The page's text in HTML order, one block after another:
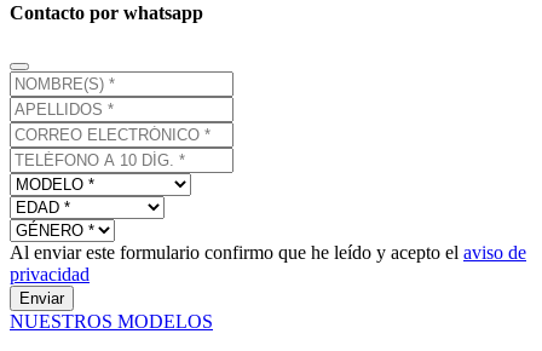
Contacto por whatsapp
Al enviar este formulario confirmo que he leído y acepto el aviso de
privacidad
Enviar
NUESTROS MODELOS